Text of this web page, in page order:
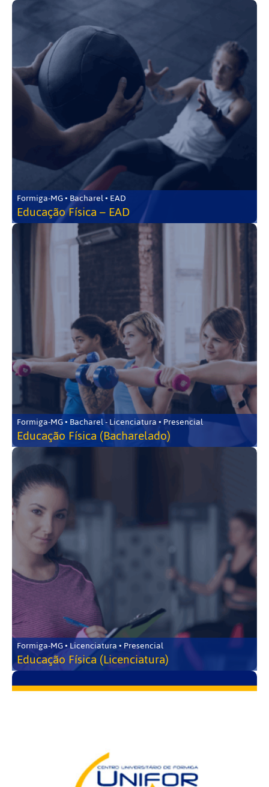
Formiga-MG • Bacharel • EAD
Educação Física – EAD
Formiga-MG • Bacharel - Licenciatura • Presencial
Educação Física (Bacharelado)
Formiga-MG • Licenciatura • Presencial
Educação Física (Licenciatura)